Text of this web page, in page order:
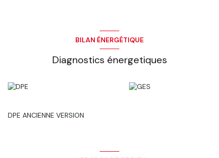
BILAN ÉNERGÉTIQUE
Diagnostics énergetiques
DPE ANCIENNE VERSION